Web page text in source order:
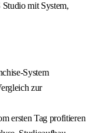
mit System,
System
zur
ersten Tag profitieren